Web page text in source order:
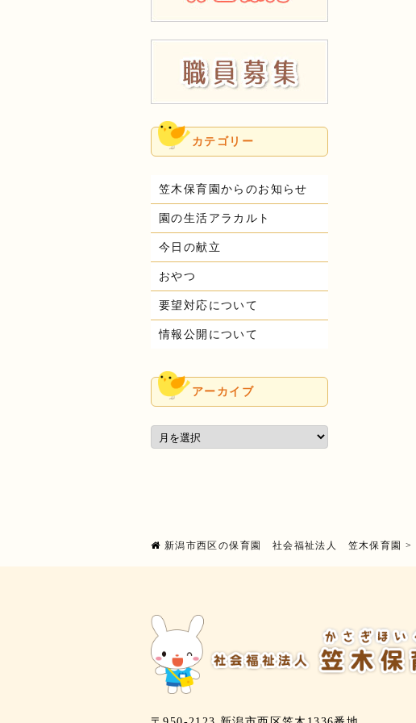
カテゴリー
笠木保育園からのお知らせ
園の生活アラカルト
今日の献立
おやつ
要望対応について
情報公開について
アーカイブ
新潟市西区の保育園 社会福祉法人 笠木保育園 >